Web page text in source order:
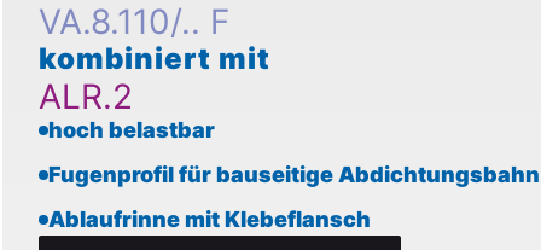
VA.8.110/.. F
kombiniert mit
ALR.2
hoch belastbar
Fugenprofil für bauseitige Abdichtungsbahn
Ablaufrinne mit Klebeflansch